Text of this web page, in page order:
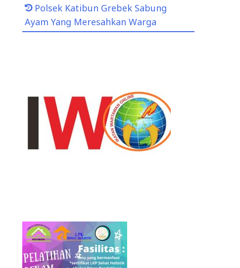
Polsek Katibun Grebek Sabung
Ayam Yang Meresahkan Warga